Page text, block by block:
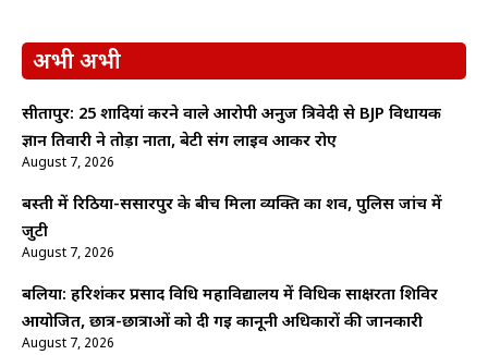
अभी अभी
सीतापुर: 25 शादियां करने वाले आरोपी अनुज त्रिवेदी से BJP विधायक
ज्ञान तिवारी ने तोड़ा नाता, बेटी संग लाइव आकर रोए
August 7, 2026
बस्ती में रिठिया-ससारपुर के बीच मिला व्यक्ति का शव, पुलिस जांच में
जुटी
August 7, 2026
बलिया: हरिशंकर प्रसाद विधि महाविद्यालय में विधिक साक्षरता शिविर
आयोजित, छात्र-छात्राओं को दी गई कानूनी अधिकारों की जानकारी
August 7, 2026